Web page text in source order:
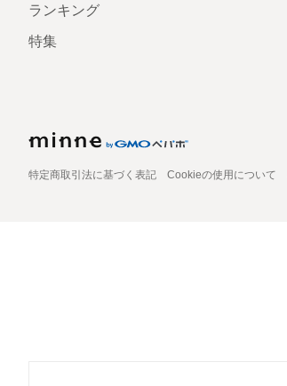
ランキング
特集
特定商取引法に基づく表記 Cookieの使用について